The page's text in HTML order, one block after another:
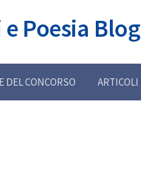
Poesia Blog
DEL CONCORSO ARTICOLI